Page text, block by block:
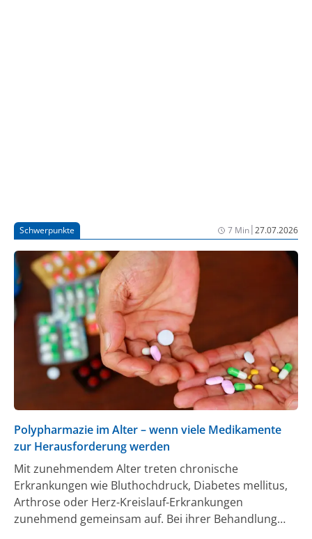
Schwerpunkte 7 Min|27.07.2026
Polypharmazie im Alter – wenn viele Medikamente
zur Herausforderung werden
Mit zunehmendem Alter treten chronische
Erkrankungen wie Bluthochdruck, Diabetes mellitus,
Arthrose oder Herz-Kreislauf-Erkrankungen
zunehmend gemeinsam auf. Bei ihrer Behandlung